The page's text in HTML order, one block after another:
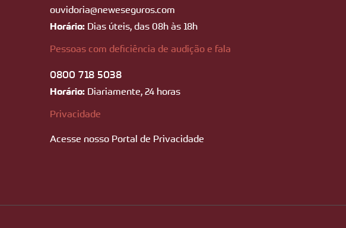
ouvidoria@neweseguros.com
Horário: Dias úteis, das 08h às 18h
Pessoas com deficiência de audição e fala
0800 718 5038
Horário: Diariamente, 24 horas
Privacidade
Acesse nosso Portal de Privacidade